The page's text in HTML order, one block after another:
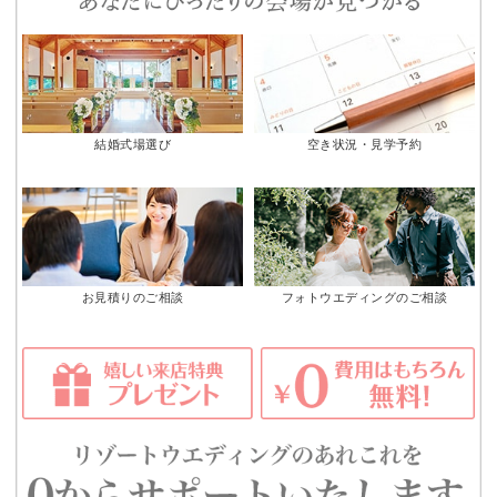
結婚式場選び 空き状況・見学予約
お見積りのご相談 フォトウエディングのご相談